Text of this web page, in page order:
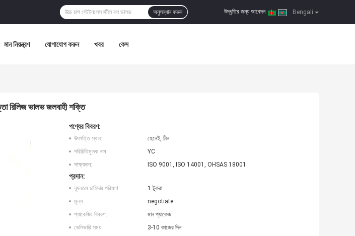
Bengali
উদ্ধৃতির জন্য আবেদন |
অনুসন্ধান করুন
মান নিয়ন্ত্রণ যোগাযোগ করুন খবর কেস
রিলিজ ভালভ জলবাহী শক্তি
পণ্যের বিবরণ:
উৎপত্তি স্থল:
হেনেই, চীন
পরিচিতিমুলক নাম:
YC
সাক্ষ্যদান:
ISO 9001, ISO 14001, OHSAS 18001
প্রদান:
ন্যূনতম চাহিদার পরিমাণ:
1 টুকরা
মূল্য:
negotiate
প্যাকেজিং বিবরণ:
মান প্যাকেজ
ডেলিভারি সময়:
3-10 কাজের দিন